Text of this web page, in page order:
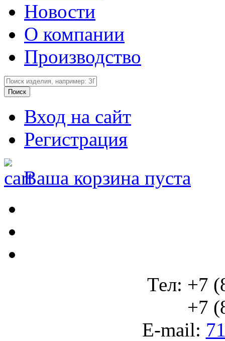
Новости
О компании
Производство
Вход на сайт
Регистрация
Ваша корзина пуста
Тел: +7
+7
E-mail: